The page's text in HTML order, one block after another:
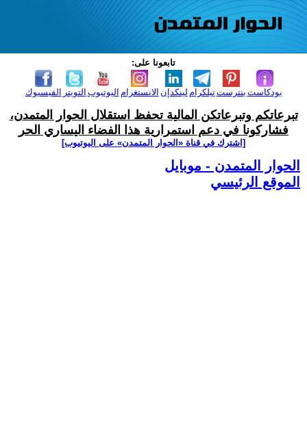
تابعونا على:
الفيسبوك التويتر اليوتيوب الانستغرام لينكدإن تيلكرامبنترست بودكاست
تبرعاتكم وتبرعاتكن المالية تحفظ استقلال الحوار المتمدن،
فشاركونا في دعم استمرارية هذا الفضاء اليساري الحر
[اشترك في قناة ‫«الحوار المتمدن» على اليوتيوب]
الحوار المتمدن - موبايل
الموقع الرئيسي